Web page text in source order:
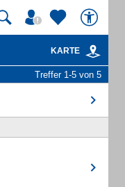
KARTE
Treffer 1-5 von 5